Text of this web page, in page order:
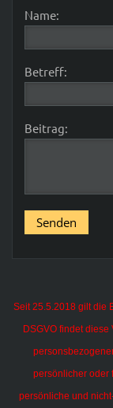
Name:
Betreff:
Beitrag:
Seit 25.5.2018 gilt die
DSGVO findet
persönlicher oder
persönliche und